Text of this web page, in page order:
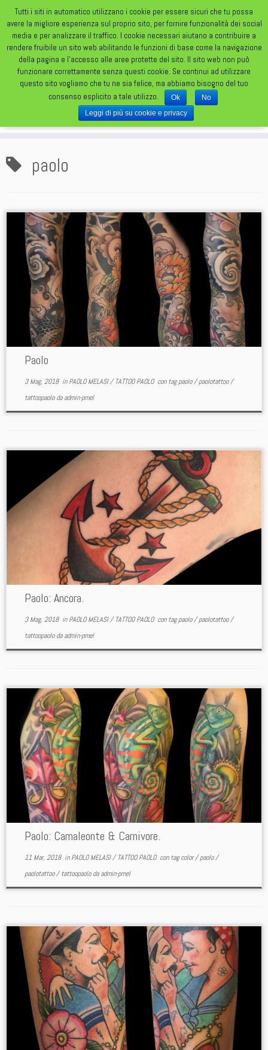
TATUAGGI DA UN FOLLE FOLLE MONDO
paolo
Paolo
3 Mag, 2018inPAOLO MELASI/TATTOO PAOLO con tagpaolo/paolotattoo/
tattoopaolodaadmin-pmel
Paolo: Ancora.
3 Mag, 2018inPAOLO MELASI/TATTOO PAOLO con tagpaolo/paolotattoo/
tattoopaolodaadmin-pmel
Paolo: Camaleonte & Carnivore.
11 Mar, 2018inPAOLO MELASI/TATTOO PAOLO con tagcolor/paolo/
paolotattoo/tattoopaolodaadmin-pmel
Tutti i siti in automatico utilizzano i cookie per essere sicuri che tu possa
avere la migliore esperienza sul proprio sito, per fornire funzionalità dei social
media e per analizzare il traffico. I cookie necessari aiutano a contribuire a
rendere fruibile un sito web abilitando le funzioni di base come la navigazione
della pagina e l'accesso alle aree protette del sito. Il sito web non può
funzionare correttamente senza questi cookie. Se continui ad utilizzare
questo sito vogliamo che tu ne sia felice, ma abbiamo bisogno del tuo
consenso esplicito a tale utilizzo.
Ok
No
Leggi di più su cookie e privacy